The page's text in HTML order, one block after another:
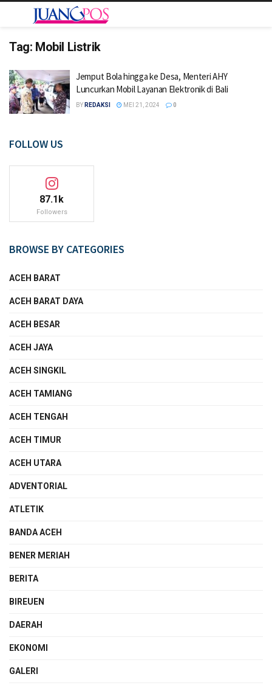
Tag: Mobil Listrik
Jemput Bola hingga ke Desa, Menteri AHY
Luncurkan Mobil Layanan Elektronik di Bali
BY REDAKSI MEI 21, 2024 0
FOLLOW US
87.1k
Followers
BROWSE BY CATEGORIES
ACEH BARAT
ACEH BARAT DAYA
ACEH BESAR
ACEH JAYA
ACEH SINGKIL
ACEH TAMIANG
ACEH TENGAH
ACEH TIMUR
ACEH UTARA
ADVENTORIAL
ATLETIK
BANDA ACEH
BENER MERIAH
BERITA
BIREUEN
DAERAH
EKONOMI
GALERI